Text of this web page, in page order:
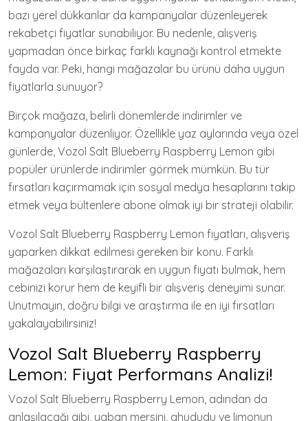
bazı yerel dükkanlar da kampanyalar düzenleyerek
rekabetçi fiyatlar sunabiliyor. Bu nedenle, alışveriş
yapmadan önce birkaç farklı kaynağı kontrol etmekte
fayda var. Peki, hangi mağazalar bu ürünü daha uygun
fiyatlarla sunuyor?
Birçok mağaza, belirli dönemlerde indirimler ve
kampanyalar düzenliyor. Özellikle yaz aylarında veya özel
günlerde, Vozol Salt Blueberry Raspberry Lemon gibi
popüler ürünlerde indirimler görmek mümkün. Bu tür
fırsatları kaçırmamak için sosyal medya hesaplarını takip
etmek veya bültenlere abone olmak iyi bir strateji olabilir.
Vozol Salt Blueberry Raspberry Lemon fiyatları, alışveriş
yaparken dikkat edilmesi gereken bir konu. Farklı
mağazaları karşılaştırarak en uygun fiyatı bulmak, hem
cebinizi korur hem de keyifli bir alışveriş deneyimi sunar.
Unutmayın, doğru bilgi ve araştırma ile en iyi fırsatları
yakalayabilirsiniz!
Vozol Salt Blueberry Raspberry
Lemon: Fiyat Performans Analizi!
Vozol Salt Blueberry Raspberry Lemon, adından da
anlaşılacağı gibi, yaban mersini, ahududu ve limonun